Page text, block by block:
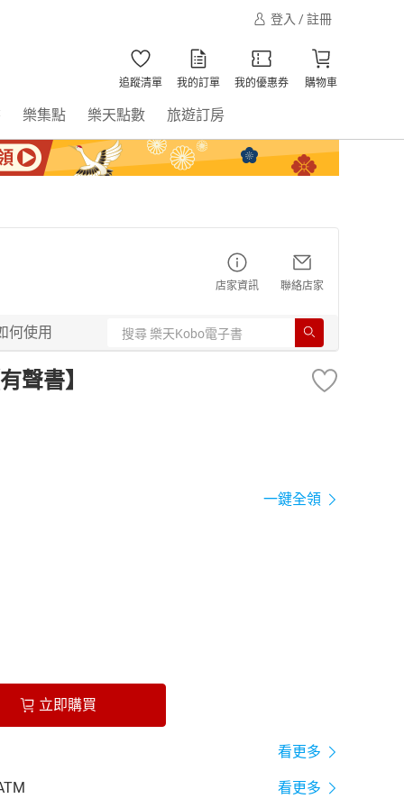
登入 / 註冊
追蹤清單 我的訂單 我的優惠券 購物車
樂集點 樂天點數 旅遊訂房
店家資訊 聯絡店家
何使用
聲書】
一鍵全領
立即購買
看更多
看更多